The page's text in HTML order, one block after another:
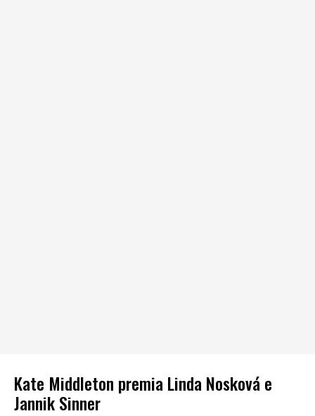
Kate Middleton premia Linda Nosková e
Jannik Sinner